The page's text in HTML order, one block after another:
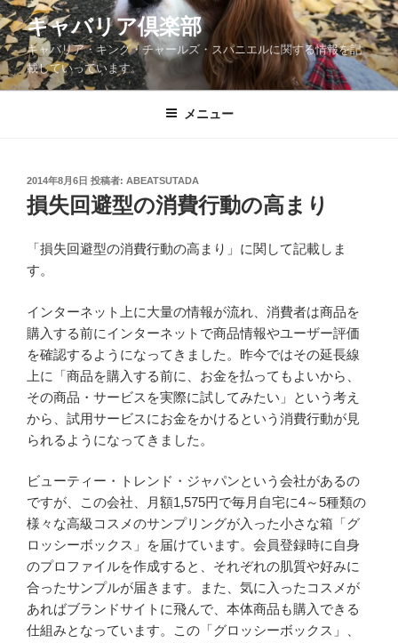
コ
ン
テ
ン
ツ
キャバリア倶楽部
キャバリア・キング・チャールズ・スパニエルに関する情報を記
載していっています。
メニュー
投
稿
日:
2014年8月6日 投稿者: ABEATSUTADA
損失回避型の消費行動の高まり
「損失回避型の消費行動の高まり」に関して記載しま
す。
インターネット上に大量の情報が流れ、消費者は商品を
購入する前にインターネットで商品情報やユーザー評価
を確認するようになってきました。昨今ではその延長線
上に「商品を購入する前に、お金を払ってもよいから、
その商品・サービスを実際に試してみたい」という考え
から、試用サービスにお金をかけるという消費行動が見
られるようになってきました。
ビューティー・トレンド・ジャパンという会社があるの
ですが、この会社、月額1,575円で毎月自宅に4～5種類の
様々な高級コスメのサンプリングが入った小さな箱「グ
ロッシーボックス」を届けています。会員登録時に自身
のプロファイルを作成すると、それぞれの肌質や好みに
合ったサンプルが届きます。また、気に入ったコスメが
あればブランドサイトに飛んで、本体商品も購入できる
仕組みとなっています。この「グロッシーボックス」、